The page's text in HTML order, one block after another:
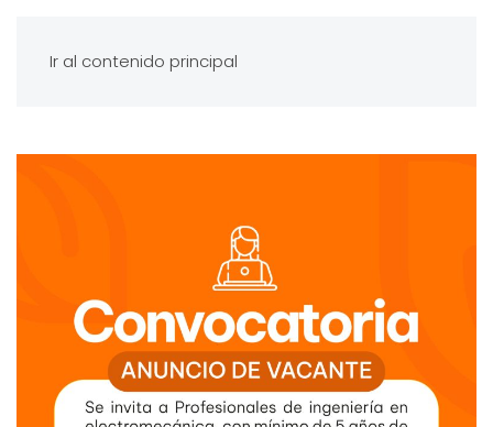
Ir al contenido principal